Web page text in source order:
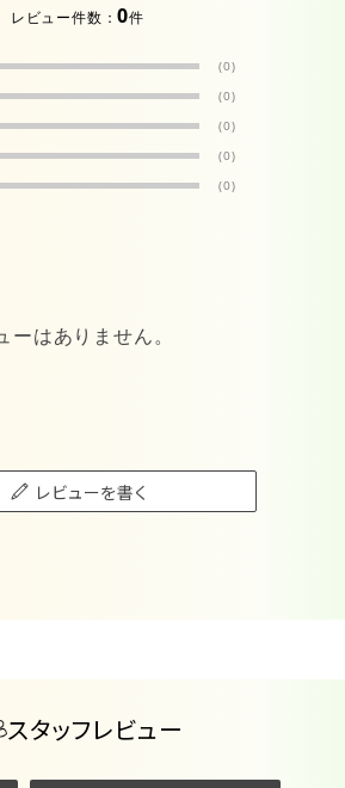
レビュー件数：0件
(0)
(0)
(0)
(0)
(0)
ーはありません。
レビューを書く
スタッフレビュー